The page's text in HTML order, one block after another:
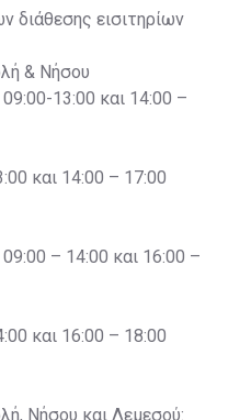
διάθεσης εισιτηρίων
& Νήσου
13:00 και 14:00 –
και 14:00 – 17:00
– 14:00 και 16:00 –
και 16:00 – 18:00
Νήσου και Λεμεσού: